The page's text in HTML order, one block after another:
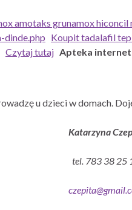
amotaks grunamox hiconcil
dinde.php Koupit tadalafil
Czytaj tutaj Apteka
u dzieci w domach.
Katarzyna
tel. 783 38 25